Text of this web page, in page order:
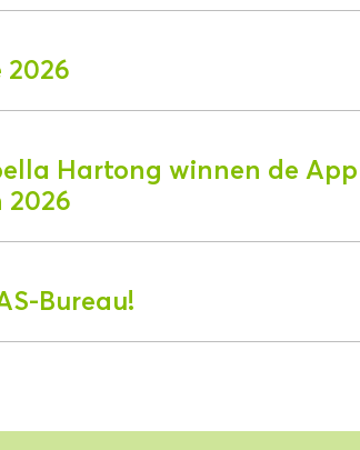
2026
Hartong winnen de
2026
Bureau!